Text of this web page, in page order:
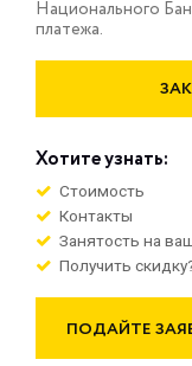
Национального
платежа.
Хотите узнать:
Стоимость
Контакты
Занятость на
Получить
ПОДАЙТЕ